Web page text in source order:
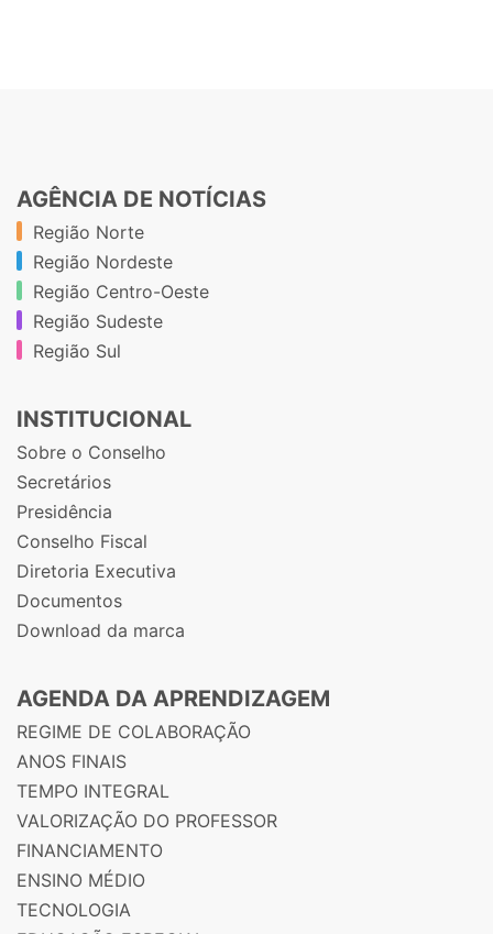
AGÊNCIA DE NOTÍCIAS
Região Norte
Região Nordeste
Região Centro-Oeste
Região Sudeste
Região Sul
INSTITUCIONAL
Sobre o Conselho
Secretários
Presidência
Conselho Fiscal
Diretoria Executiva
Documentos
Download da marca
AGENDA DA APRENDIZAGEM
REGIME DE COLABORAÇÃO
ANOS FINAIS
TEMPO INTEGRAL
VALORIZAÇÃO DO PROFESSOR
FINANCIAMENTO
ENSINO MÉDIO
TECNOLOGIA